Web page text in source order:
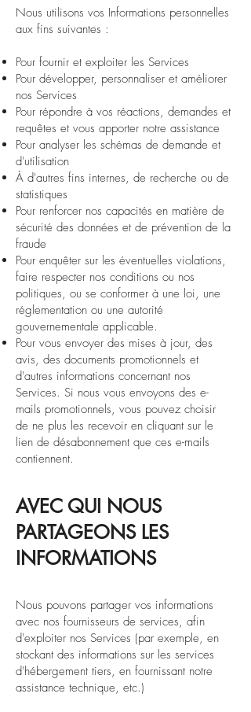
Nous utilisons vos Informations personnelles
aux fins suivantes :
Pour fournir et exploiter les Services
Pour développer, personnaliser et améliorer
nos Services
Pour répondre à vos réactions, demandes et
requêtes et vous apporter notre assistance
Pour analyser les schémas de demande et
d'utilisation
À d'autres fins internes, de recherche ou de
statistiques
Pour renforcer nos capacités en matière de
sécurité des données et de prévention de la
fraude
Pour enquêter sur les éventuelles violations,
faire respecter nos conditions ou nos
politiques, ou se conformer à une loi, une
réglementation ou une autorité
gouvernementale applicable.
Pour vous envoyer des mises à jour, des
avis, des documents promotionnels et
d'autres informations concernant nos
Services. Si nous vous envoyons des e-
mails promotionnels, vous pouvez choisir
de ne plus les recevoir en cliquant sur le
lien de désabonnement que ces e-mails
contiennent.
AVEC QUI NOUS
PARTAGEONS LES
INFORMATIONS
Nous pouvons partager vos informations
avec nos fournisseurs de services, afin
d'exploiter nos Services (par exemple, en
stockant des informations sur les services
d'hébergement tiers, en fournissant notre
assistance technique, etc.)